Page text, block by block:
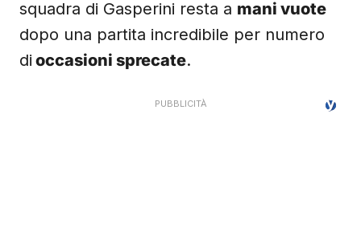
squadra di Gasperini resta a mani vuote
dopo una partita incredibile per numero
di occasioni sprecate.